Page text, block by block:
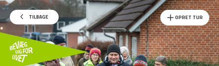
TILBAGE OPRET TUR